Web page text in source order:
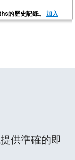
的歷史記錄。 加入
供準確的即